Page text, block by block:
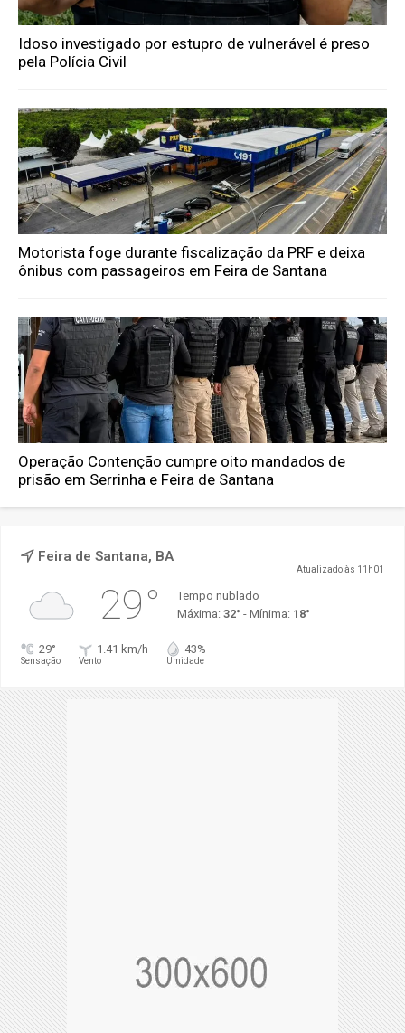
Idoso investigado por estupro de vulnerável é preso
pela Polícia Civil
Motorista foge durante fiscalização da PRF e deixa
ônibus com passageiros em Feira de Santana
Operação Contenção cumpre oito mandados de
prisão em Serrinha e Feira de Santana
Feira de Santana, BA
Atualizado às 11h01
29°
Tempo nublado
Máxima: 32° - Mínima: 18°
29°
Sensação
1.41 km/h
Vento
43%
Umidade